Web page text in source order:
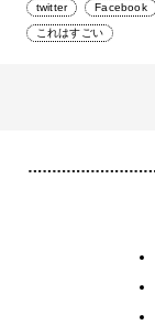
twitter Facebook
これはすごい